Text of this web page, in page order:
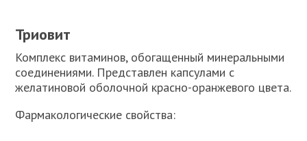
Триовит
Комплекс витаминов, обогащенный минеральными
соединениями. Представлен капсулами с
желатиновой оболочной красно-оранжевого цвета.
Фармакологические свойства: